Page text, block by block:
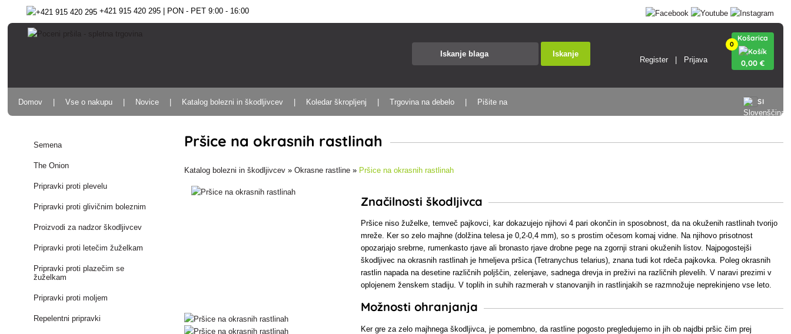
+421 915 420 295 | PON - PET 9:00 - 16:00
Iskanje
Register Prijava
0
Košarica
0,00 €
SI
Domov Vse o nakupu Novice Katalog bolezni in škodljivcev Koledar škropljenj Trgovina na debelo Pišite na
Semena
The Onion
Pripravki proti plevelu
Pripravki proti glivičnim boleznim
Proizvodi za nadzor škodljivcev
Pripravki proti letečim žuželkam
Pripravki proti plazečim se
žuželkam
Pripravki proti moljem
Repelentni pripravki
Pršice na okrasnih rastlinah
Katalog bolezni in škodljivcev »Okrasne rastline » Pršice na okrasnih rastlinah
Značilnosti škodljivca
Pršice niso žuželke, temveč pajkovci, kar dokazujejo njihovi 4 pari okončin in sposobnost, da na okuženih rastlinah tvorijo
mreže. Ker so zelo majhne (dolžina telesa je 0,2-0,4 mm), so s prostim očesom komaj vidne. Na njihovo prisotnost
opozarjajo srebrne, rumenkasto rjave ali bronasto rjave drobne pege na zgornji strani okuženih listov. Najpogostejši
škodljivec na okrasnih rastlinah je hmeljeva pršica (Tetranychus telarius), znana tudi kot rdeča pajkovka. Poleg okrasnih
rastlin napada na desetine različnih poljščin, zelenjave, sadnega drevja in preživi na različnih plevelih. V naravi prezimi v
oplojenem ženskem stadiju. V toplih in suhih razmerah v stanovanjih in rastlinjakih se razmnožuje neprekinjeno vse leto.
Možnosti ohranjanja
Ker gre za zelo majhnega škodljivca, je pomembno, da rastline pogosto pregledujemo in jih ob najdbi pršic čim prej